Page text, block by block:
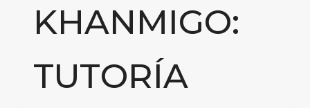
KHANMIGO:
TUTORÍA